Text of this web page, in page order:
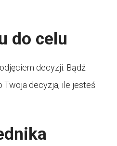
do celu
decyzji. Bądź
Twoja decyzja, ile jesteś